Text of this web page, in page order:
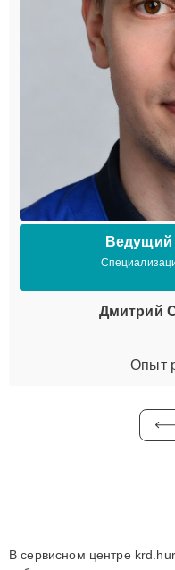
Ведущий
Дмитрий
Опыт
В сервисном центре